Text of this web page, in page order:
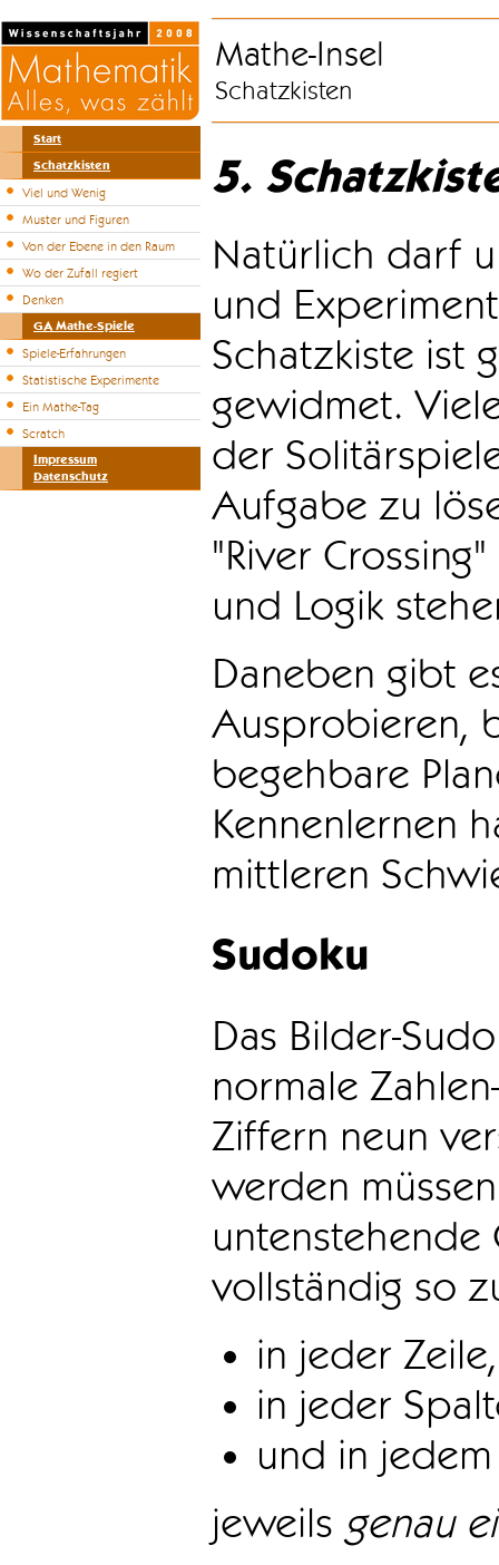
Start
Schatzkisten
Viel und Wenig
Muster und Figuren
Von der Ebene in den Raum
Wo der Zufall regiert
Denken
GA Mathe-Spiele
Spiele-Erfahrungen
Statistische Experimente
Ein Mathe-Tag
Scratch
Impressum
Datenschutz
Mathe-Insel
Schatzkisten
5.
Natürlich darf
und
Schatzkiste ist
gewidmet.
der
Aufgabe zu
"River
und Logik
Daneben gibt
Ausprobieren,
begehbare
Kennenlernen
mittleren
Sudoku
Das Bilder-
normale
Ziffern neun
werden
vollständig so
in jeder Zeile,
in jeder
und in
jeweils genau